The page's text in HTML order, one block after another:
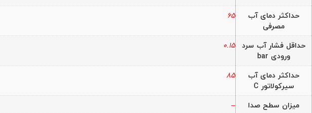
حداکثر دمای آب
مصرفی
65
حداقل فشار آب سرد
ورودی bar
0.15
حداکثر دمای آب
سیرکولاتور C
85
میزان سطح صدا
–